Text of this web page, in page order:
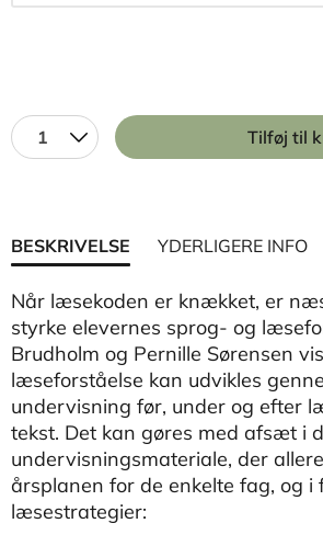
1 Tilføj til
BESKRIVELSE YDERLIGERE INFO
Når læsekoden er knækket, er
styrke elevernes sprog- og
Brudholm og Pernille Sørensen
læseforståelse kan udvikles
undervisning før, under og efter
tekst. Det kan gøres med afsæt i
undervisningsmateriale, der
årsplanen for de enkelte fag, og i
læsestrategier: